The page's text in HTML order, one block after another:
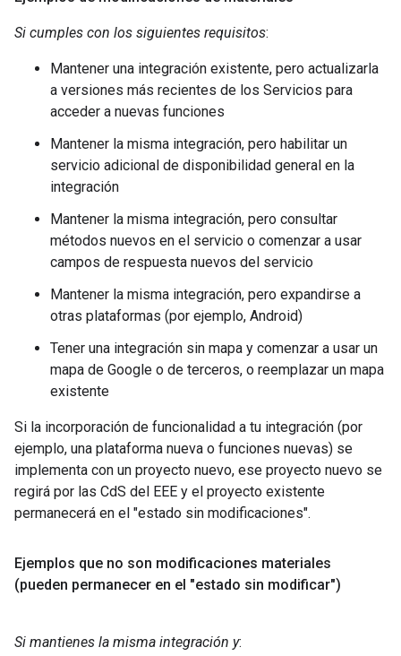
Si cumples con los siguientes requisitos:
Mantener una integración existente, pero actualizarla
a versiones más recientes de los Servicios para
acceder a nuevas funciones
Mantener la misma integración, pero habilitar un
servicio adicional de disponibilidad general en la
integración
Mantener la misma integración, pero consultar
métodos nuevos en el servicio o comenzar a usar
campos de respuesta nuevos del servicio
Mantener la misma integración, pero expandirse a
otras plataformas (por ejemplo, Android)
Tener una integración sin mapa y comenzar a usar un
mapa de Google o de terceros, o reemplazar un mapa
existente
Si la incorporación de funcionalidad a tu integración (por
ejemplo, una plataforma nueva o funciones nuevas) se
implementa con un proyecto nuevo, ese proyecto nuevo se
regirá por las CdS del EEE y el proyecto existente
permanecerá en el "estado sin modificaciones".
Ejemplos que no son modificaciones materiales
(pueden permanecer en el "estado sin modificar")
Si mantienes la misma integración y: